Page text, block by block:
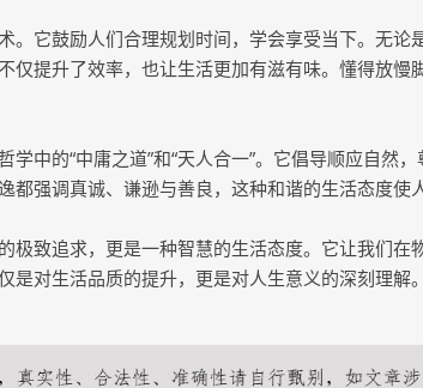
。它鼓励人们合理规划时间，学会享受当下。无
仅提升了效率，也让生活更加有滋有味。懂得放慢
学中的“中庸之道”和“天人合一”。它倡导顺应自然
都强调真诚、谦逊与善良，这种和谐的生活态度使
极致追求，更是一种智慧的生活态度。它让我们
是对生活品质的提升，更是对人生意义的深刻理